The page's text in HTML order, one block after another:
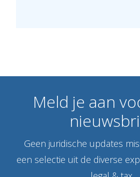
Meld je aan
Geen juridische updates
een selectie uit de diverse